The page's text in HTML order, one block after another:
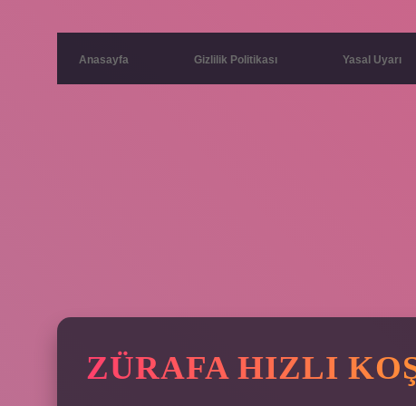
Anasayfa Gizlilik Politikası Yasal Uyarı
ZÜRAFA HIZLI